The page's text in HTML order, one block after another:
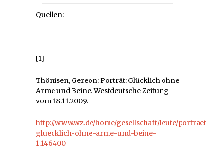
Quellen:
[1]
Thönisen, Gereon: Porträt: Glücklich ohne
Arme und Beine. Westdeutsche Zeitung
vom 18.11.2009.
http://www.wz.de/home/gesellschaft/leute/portraet-
gluecklich-ohne-arme-und-beine-
1.146400